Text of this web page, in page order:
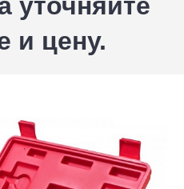
и цену.